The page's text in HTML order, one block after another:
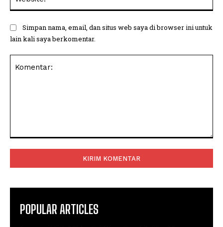
Simpan nama, email, dan situs web saya di browser ini untuk
lain kali saya berkomentar.
POPULAR ARTICLES